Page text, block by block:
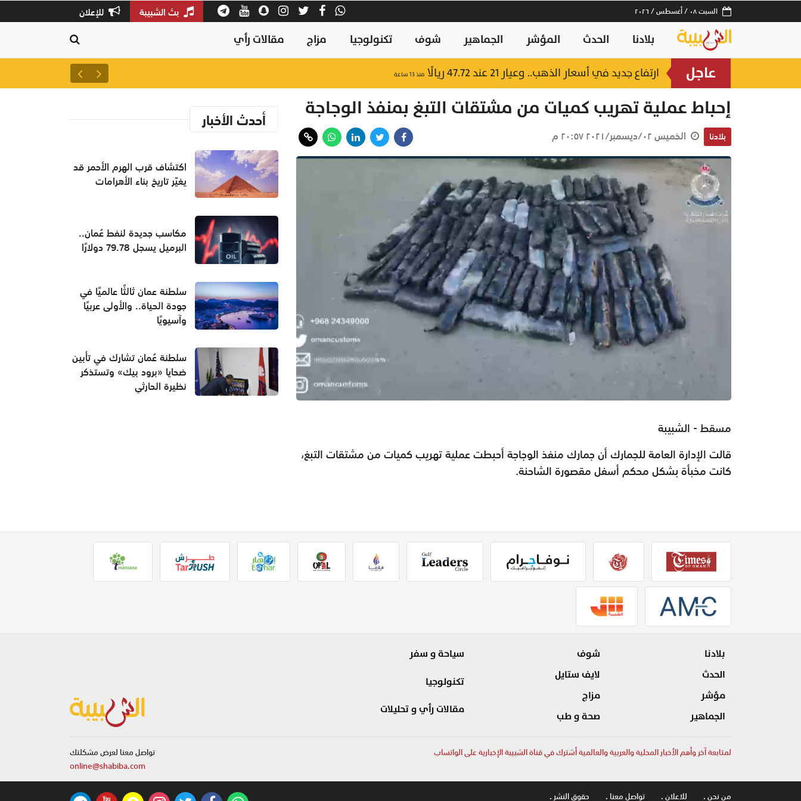
السبت ٠٨ / أغسطس / ٢٠٢٦ بث الشبيبة للإعلان
بلادنا الحدث المؤشر الجماهير شوف تكنولوجيا مزاج مقالات رأي
عاجل ارتفاع جديد في أسعار الذهب.. وعيار 21 عند 47.72 ريالًا منذ ١٣ ساعة سلطنة عمان ثالثًا عالميًا في
إحباط عملية تهريب كميات من مشتقات التبغ بمنفذ الوجاجة
بلادنا الخميس ٠٢/ديسمبر/٢٠٢١ ٢٠:٥٧ م
مسقط - الشبيبة
‏‎قالت الإدارة العامة للجمارك أن جمارك منفذ الوجاجة أحبطت عملية تهريب كميات من مشتقات التبغ،
كانت مخبأة بشكل محكم أسفل مقصورة الشاحنة.
أحدث الأخبار
اكتشاف قرب الهرم الأحمر قد
يغيّر تاريخ بناء الأهرامات
مكاسب جديدة لنفط عُمان..
البرميل يسجل 79.78 دولارًا
سلطنة عمان ثالثًا عالميًا في
جودة الحياة.. والأولى عربيًا
وآسيويًا
سلطنة عُمان تشارك في تأبين
ضحايا «برود بيك» وتستذكر
نظيرة الحارثي
بلادنا
الحدث
مؤشر
الجماهير
شوف
لايف ستايل
مزاج
صحة و طب
سياحة و سفر
تكنولوجيا
مقالات رأي و تحليلات
لمتابعة آخر وأهم الأخبار المحلية والعربية والعالمية أشترك في قناة الشبيبة الإخبارية على الواتساب
تواصل معنا لعرض مشكلتك
online@shabiba.com
من نحن .
للاعلان . تواصل معنا . حقوق النشر .